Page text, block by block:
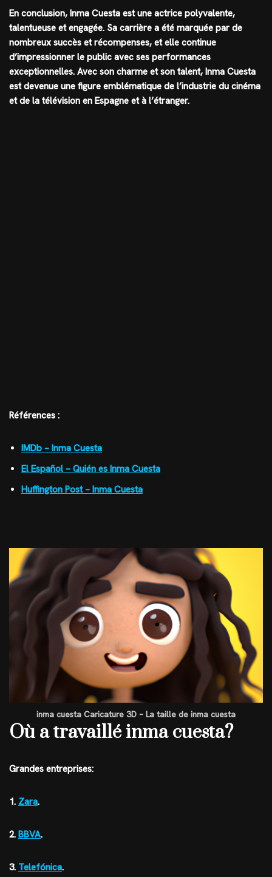
En conclusion, Inma Cuesta est une actrice polyvalente,
talentueuse et engagée. Sa carrière a été marquée par de
nombreux succès et récompenses, et elle continue
d’impressionner le public avec ses performances
exceptionnelles. Avec son charme et son talent, Inma Cuesta
est devenue une figure emblématique de l’industrie du cinéma
et de la télévision en Espagne et à l’étranger.
Références :
IMDb – Inma Cuesta
El Español – Quién es Inma Cuesta
Huffington Post – Inma Cuesta
inma cuesta Caricature 3D – La taille de inma cuesta
Où a travaillé inma cuesta?
Grandes entreprises:
1. Zara.
2. BBVA.
3. Telefónica.